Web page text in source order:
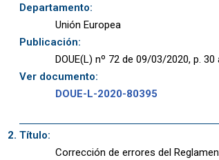
Departamento:
Unión Europea
Publicación:
DOUE(L) nº 72 de 09/03/2020, p.
Ver documento:
DOUE-L-2020-80395
Título:
Corrección de errores del